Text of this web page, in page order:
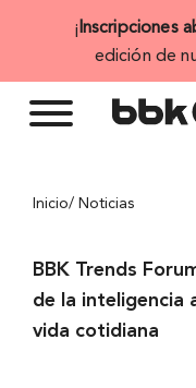
¡ Inscripciones
edición de
Inicio/ Noticias
BBK Trends
de la inteligencia
vida cotidiana